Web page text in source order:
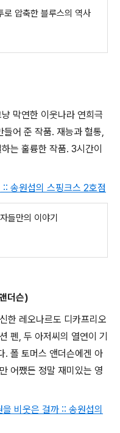
로 압축한 블루스의 역사
막연한 이웃나라 연희극
어 준 작품. 재능과 혈통,
는 훌륭한 작품. 3시간이
송원섭의 스핑크스 2호점
들만의 이야기
더슨)
한 레오나르도 디카프리오
펜, 두 아저씨의 열연이 기
. 폴 토머스 앤더슨에겐 아
어쨌든 정말 재미있는 영
비웃은 걸까 :: 송원섭의